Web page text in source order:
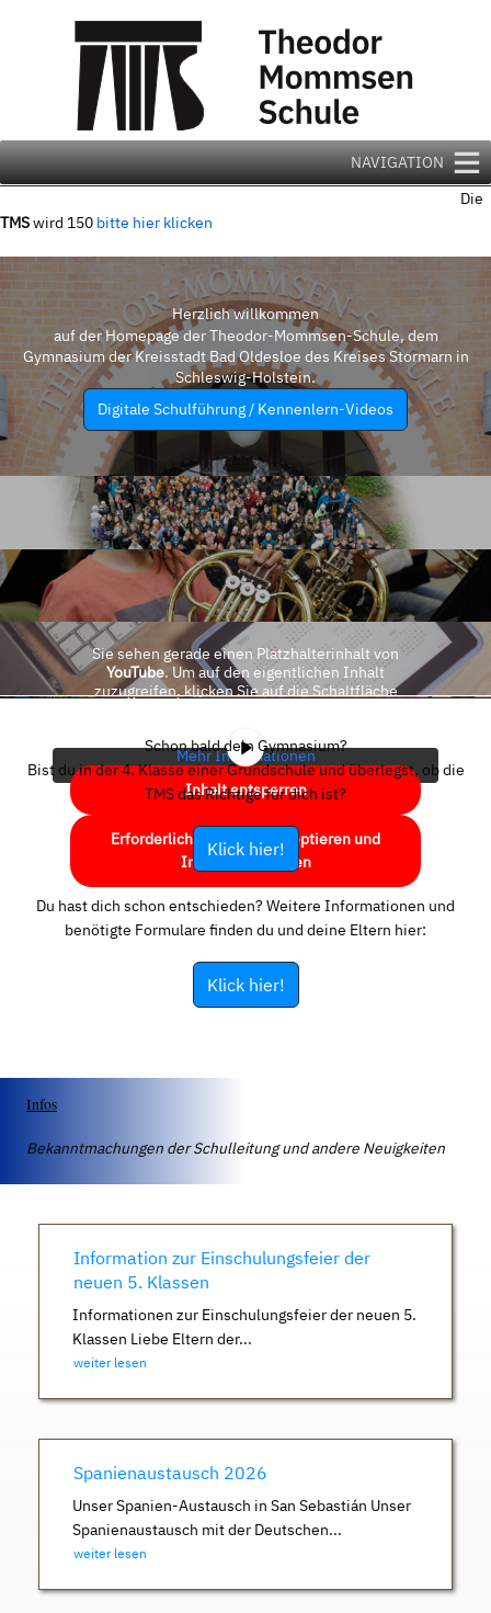
NAVIGATION
Die
TMSwird 150 bitte hier klicken
Herzlich willkommen
auf der Homepage der Theodor-Mommsen-Schule, dem
Gymnasium der Kreisstadt Bad Oldesloe des Kreises Stormarn in
Schleswig-Holstein.
Digitale Schulführung / Kennenlern-Videos
Sie sehen gerade einen Platzhalterinhalt von
YouTube. Um auf den eigentlichen Inhalt
zuzugreifen, klicken Sie auf die Schaltfläche
Mehr Informationen
Inhalt entsperren
Erforderlichen Service akzeptieren und
Inhalte entsperren
Schon bald dein Gymnasium?
Bist du in der 4. Klasse einer Grundschule und überlegst, ob die
TMS das Richtige für dich ist?
Klick hier!
Du hast dich schon entschieden? Weitere Informationen und
benötigte Formulare finden du und deine Eltern hier:
Klick hier!
Infos
Bekanntmachungen der Schulleitung und andere Neuigkeiten
Information zur Einschulungsfeier der
neuen 5. Klassen
Informationen zur Einschulungsfeier der neuen 5.
Klassen Liebe Eltern der...
weiter lesen
Spanienaustausch 2026
Unser Spanien-Austausch in San Sebastián Unser
Spanienaustausch mit der Deutschen...
weiter lesen